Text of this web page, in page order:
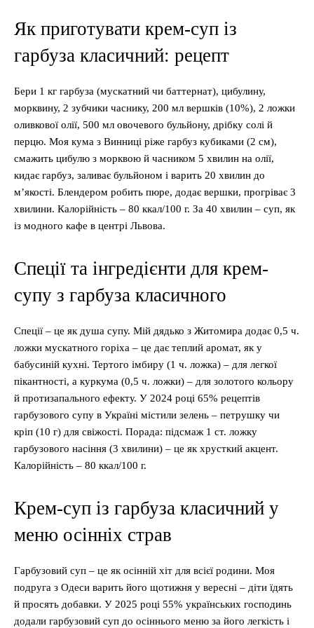
Як приготувати крем-суп із
гарбуза класичний: рецепт
Бери 1 кг гарбуза (мускатний чи баттернат), цибулину,
морквину, 2 зубчики часнику, 200 мл вершків (10%), 2 ложки
оливкової олії, 500 мл овочевого бульйону, дрібку солі й
перцю. Моя кума з Винниці ріже гарбуз кубиками (2 см),
смажить цибулю з морквою й часником 5 хвилин на олії,
кидає гарбуз, заливає бульйоном і варить 20 хвилин до
м’якості. Блендером робить пюре, додає вершки, прогріває 3
хвилини. Калорійність – 80 ккал/100 г. За 40 хвилин – суп, як
із модного кафе в центрі Львова.
Спеції та інгредієнти для крем-
супу з гарбуза класичного
Спеції – це як душа супу. Мій дядько з Житомира додає 0,5 ч.
ложки мускатного горіха – це дає теплий аромат, як у
бабусиній кухні. Тертого імбиру (1 ч. ложка) – для легкої
пікантності, а куркума (0,5 ч. ложки) – для золотого кольору
й протизапального ефекту. У 2024 році 65% рецептів
гарбузового супу в Україні містили зелень – петрушку чи
кріп (10 г) для свіжості. Порада: підсмаж 1 ст. ложку
гарбузового насіння (3 хвилини) – це як хрусткий акцент.
Калорійність – 80 ккал/100 г.
Крем-суп із гарбуза класичний у
меню осінніх страв
Гарбузовий суп – це як осінній хіт для всієї родини. Моя
подруга з Одеси варить його щотижня у вересні – діти їдять
й просять добавки. У 2025 році 55% українських господинь
додали гарбузовий суп до осіннього меню за його легкість і